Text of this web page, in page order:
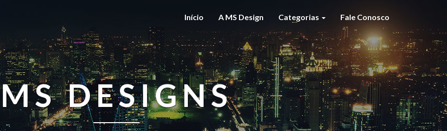
Início A MS Design Categorias Fale Conosco
MS DESIGNS